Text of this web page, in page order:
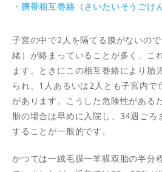
・臍帯相互巻絡（さいたいそうごけ
子宮の中で2人を隔てる膜がないの
緒）が絡まっていることが多く、こ
ます。ときにこの相互巻絡により胎
られ、1人あるいは2人とも子宮内で
があります。こうした危険性がある
胎の場合は早めに入院し、34週ごろ
することが一般的です。
かつては一絨毛膜一羊膜双胎の半分